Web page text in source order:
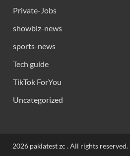
Private-Jobs
showbiz-news
sports-news
Tech guide
TikTok ForYou
Uncategorized
2026 paklatest zc . All rights reserved.